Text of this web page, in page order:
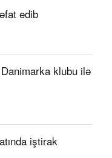
edib
klubu ilə
iştirak